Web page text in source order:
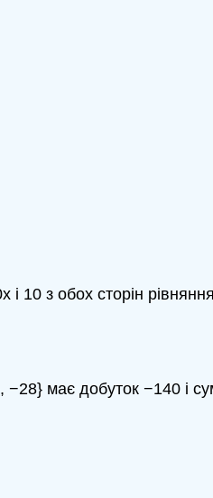
і 10 з обох сторін
має добуток −140 і